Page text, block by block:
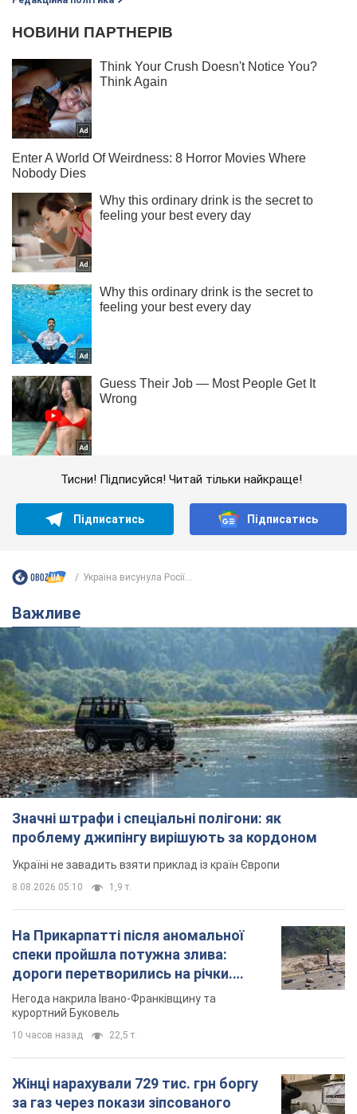
Тисни! Підписуйся! Читай тільки найкраще!
Підписатись Підписатись
Україна висунула Росії...
Важливе
Значні штрафи і спеціальні полігони: як
проблему джипінгу вирішують за кордоном
Україні не завадить взяти приклад із країн Європи
8.08.2026 05:10 1,9 т.
На Прикарпатті після аномальної
спеки пройшла потужна злива:
дороги перетворились на річки.
Відео
Негода накрила Івано-Франківщину та
курортний Буковель
10 часов назад 22,5 т.
Жінці нарахували 729 тис. грн боргу
за газ через покази зіпсованого